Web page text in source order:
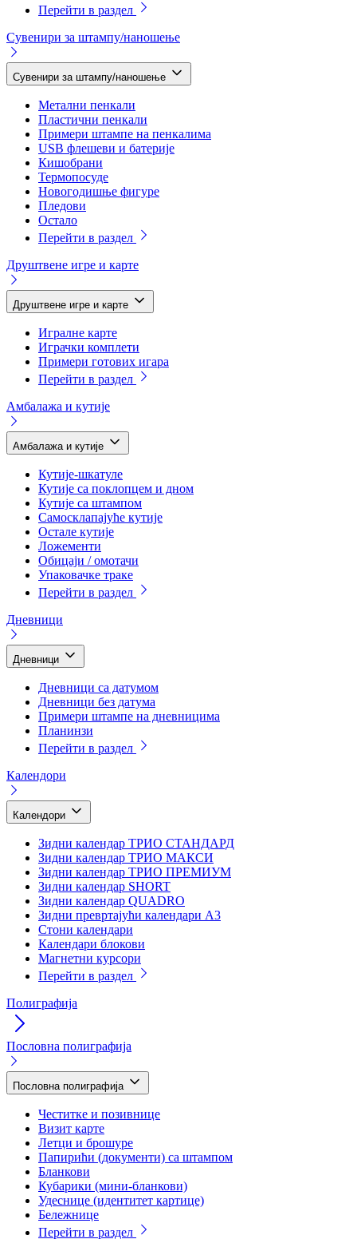
Перейти в раздел
Сувенири за штампу/наношење
Сувенири за штампу/наношење
Метални пенкали
Пластични пенкали
Примери штампе на пенкалима
USB флешеви и батерије
Кишобрани
Термопосуде
Новогодишње фигуре
Пледови
Остало
Перейти в раздел
Друштвене игре и карте
Друштвене игре и карте
Игралне карте
Играчки комплети
Примери готових игара
Перейти в раздел
Амбалажа и кутије
Амбалажа и кутије
Кутије-шкатуле
Кутије са поклопцем и дном
Кутије са штампом
Самосклапајуће кутије
Остале кутије
Ложементи
Обицаји / омотачи
Упаковачке траке
Перейти в раздел
Дневници
Дневници
Дневници са датумом
Дневници без датума
Примери штампе на дневницима
Планинзи
Перейти в раздел
Календори
Календори
Зидни календар ТРИО СТАНДАРД
Зидни календар ТРИО МАКСИ
Зидни календар ТРИО ПРЕМИУМ
Зидни календар SHORT
Зидни календар QUADRO
Зидни превртајући календари А3
Стони календари
Календари блокови
Магнетни курсори
Перейти в раздел
Полиграфија
Пословна полиграфија
Пословна полиграфија
Честитке и позивнице
Визит карте
Летци и брошуре
Папирићи (документи) са штампом
Бланкови
Кубарики (мини-бланкови)
Удеснице (идентитет картице)
Бележнице
Перейти в раздел